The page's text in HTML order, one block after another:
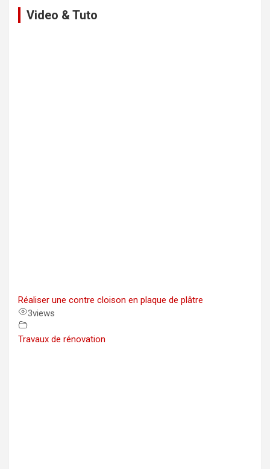
Video & Tuto
Réaliser une contre cloison en plaque de plâtre
3views
Travaux de rénovation